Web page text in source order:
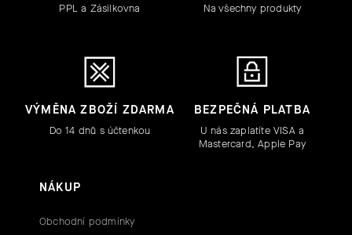
PPL a Zásilkovna Na všechny produkty
VÝMĚNA ZBOŽÍ ZDARMA
Do 14 dnů s účtenkou
BEZPEČNÁ PLATBA
U nás zaplatíte VISA a
Mastercard, Apple Pay
NÁKUP
Obchodní podmínky